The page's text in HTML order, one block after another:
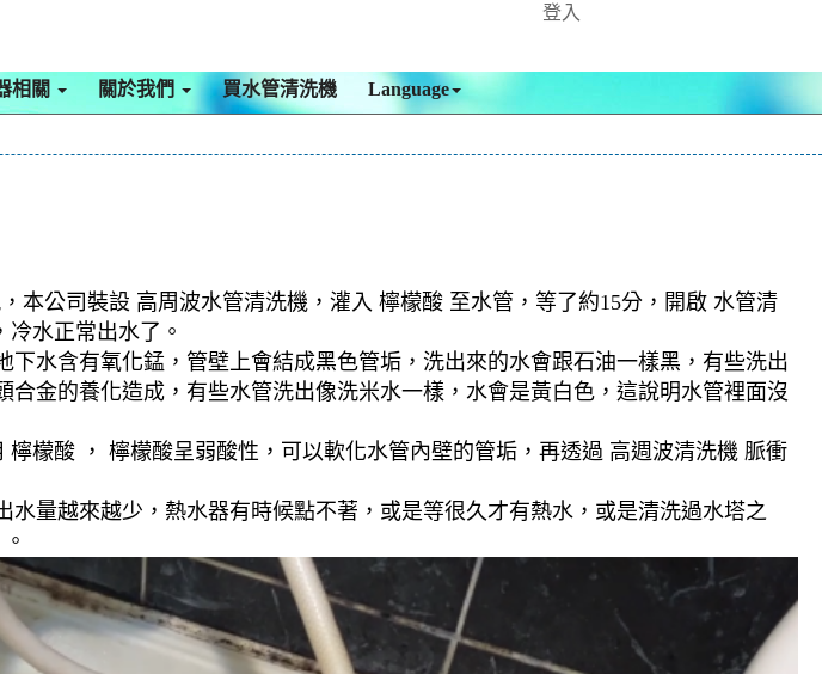
登入
相關 關於我們 買水管清洗機 Language
公司裝設 高周波水管清洗機，灌入 檸檬酸 至水管，等了約15分，開啟 水管清
水正常出水了。
水含有氧化錳，管壁上會結成黑色管垢，洗出來的水會跟石油一樣黑，有些洗出
金的養化造成，有些水管洗出像洗米水一樣，水會是黃白色，這說明水管裡面沒
檬酸 ， 檸檬酸呈弱酸性，可以軟化水管內壁的管垢，再透過 高週波清洗機 脈衝
量越來越少，熱水器有時候點不著，或是等很久才有熱水，或是清洗過水塔之